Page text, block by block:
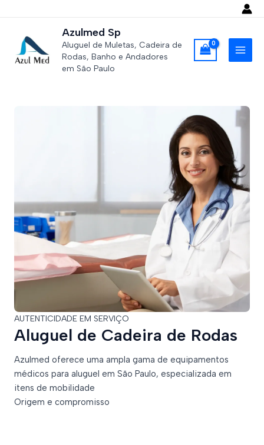
conteúdo
Azulmed Sp
Aluguel de Muletas, Cadeira de
Rodas, Banho e Andadores
em São Paulo
MAIN
AUTENTICIDADE EM SERVIÇO
Aluguel de Cadeira de Rodas
Azulmed oferece uma ampla gama de equipamentos
médicos para aluguel em São Paulo, especializada em
itens de mobilidade
Origem e compromisso